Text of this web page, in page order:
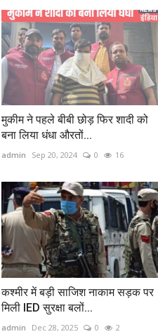
मुकीम ने पहले बीबी छोड़ फ‍िर शादी को
बना ल‍िया धंधा औरतों...
admin Sep 20, 2024 0 16
कश्मीर में बड़ी साजिश नाकाम सड़क पर
मिली IED सुरक्षा बलों...
admin Dec 28, 2025 0 2